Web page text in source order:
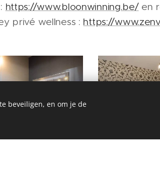
https://www.bloonwinning.be/en
privé wellness : https://
beveiligen, en om je de